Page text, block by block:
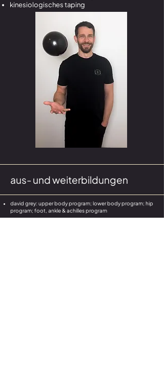
kinesiologisches taping
aus- und weiterbildungen
​david grey: upper body program; lower body program; hip
program; foot, ankle & achilles program